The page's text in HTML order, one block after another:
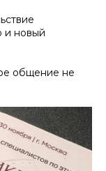
и новый
общение не